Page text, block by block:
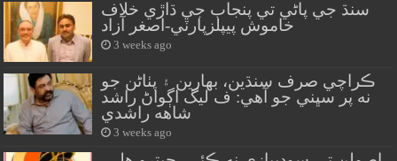
سنڌ جي پاڻي تي پنجاب جي ڌاڙي خلاف
خاموش پيپلزپارٽي-اصغر آزاد
3 weeks ago
ڪراچي صرف سنڌين، بهارين ۽ پٺاڻن جو
نه پر سڀني جو آهي: ف ليگ اڳواڻ راشد
شاهه راشدي
3 weeks ago